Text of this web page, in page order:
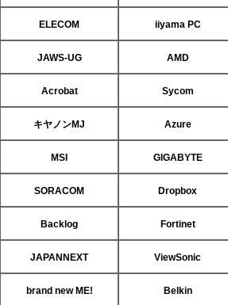
ELECOM iiyama PC
JAWS-UG AMD
Acrobat Sycom
キヤノンMJ Azure
MSI GIGABYTE
SORACOM Dropbox
Backlog Fortinet
JAPANNEXT ViewSonic
brand new ME! Belkin